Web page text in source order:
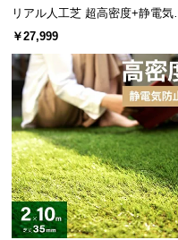
入
経
路
に
つ
い
て
返
品・
リアル人工芝 超高密度+静電気防
止 極細タイプ 芝丈20mm 2×10m
￥27,999